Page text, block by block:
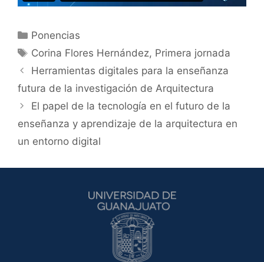
Categorías
Ponencias
Etiquetas
Corina Flores Hernández, Primera jornada
Herramientas digitales para la enseñanza
futura de la investigación de Arquitectura
El papel de la tecnología en el futuro de la
enseñanza y aprendizaje de la arquitectura en
un entorno digital